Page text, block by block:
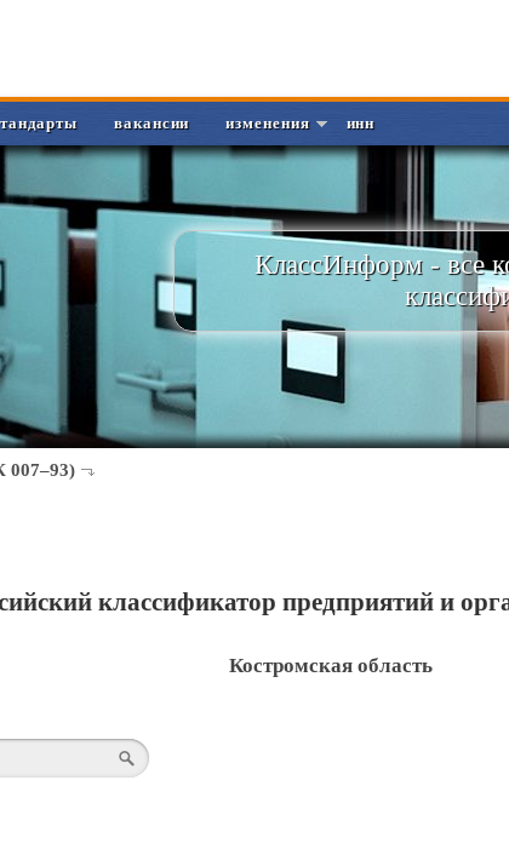
вакансии изменения инн
КлассИнформ - все
классификатор предприятий и
Костромская область